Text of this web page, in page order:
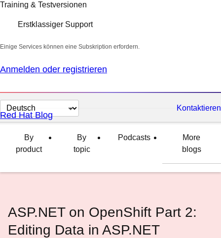
Training & Testversionen
Erstklassiger Support
Einige Services können eine Subskription erfordern.
Anmelden oder registrieren
Sprache
auswählen
Kontaktieren
Red Hat Blog
By
product
By
topic
Podcasts
More
blogs
ASP.NET on OpenShift Part 2:
Editing Data in ASP.NET